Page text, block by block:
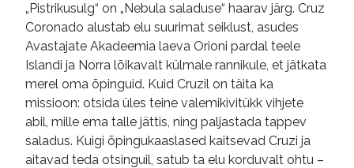
„Pistrikusulg“ on „Nebula saladuse“ haarav järg. Cruz
Coronado alustab elu suurimat seiklust, asudes
Avastajate Akadeemia laeva Orioni pardal teele
Islandi ja Norra lõikavalt külmale rannikule, et jätkata
merel oma õpinguid. Kuid Cruzil on täita ka
missioon: otsida üles teine valemikivitükk vihjete
abil, mille ema talle jättis, ning paljastada tappev
saladus. Kuigi õpingukaaslased kaitsevad Cruzi ja
aitavad teda otsinguil, satub ta elu korduvalt ohtu –